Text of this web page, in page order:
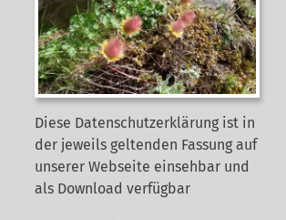
Diese Datenschutzerklärung ist in
der jeweils geltenden Fassung auf
unserer Webseite einsehbar und
als Download verfügbar